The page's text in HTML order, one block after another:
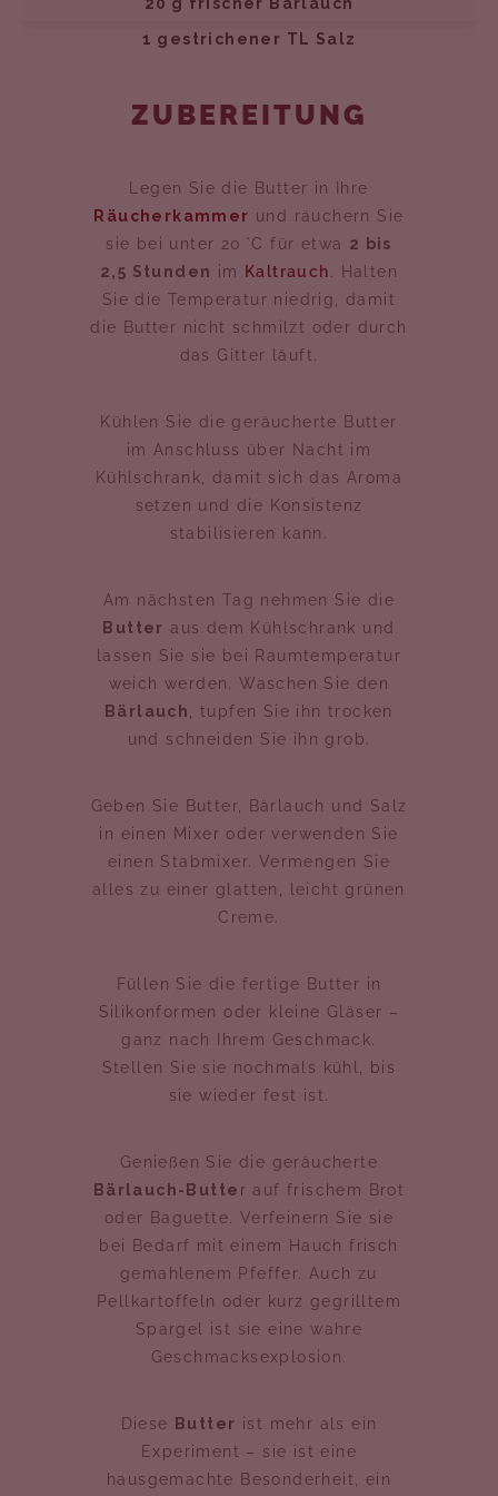
1 gestrichener TL Salz
ZUBEREITUNG
Legen Sie die Butter in Ihre
Räucherkammer und räuchern Sie
sie bei unter 20 °C für etwa 2 bis
2,5 Stunden im Kaltrauch
. Halten
Sie die Temperatur niedrig, damit
die Butter nicht schmilzt oder durch
das Gitter läuft.
Kühlen Sie die geräucherte Butter
im Anschluss über Nacht im
Kühlschrank, damit sich das Aroma
setzen und die Konsistenz
stabilisieren kann.
Am nächsten Tag nehmen Sie die
Butter aus dem Kühlschrank und
lassen Sie sie bei Raumtemperatur
weich werden. Waschen Sie den
Bärlauch
, tupfen Sie ihn trocken
und schneiden Sie ihn grob.
Geben Sie Butter, Bärlauch und Salz
in einen Mixer oder verwenden Sie
einen Stabmixer. Vermengen Sie
alles zu einer glatten, leicht grünen
Creme.
Füllen Sie die fertige Butter in
Silikonformen oder kleine Gläser –
ganz nach Ihrem Geschmack.
Stellen Sie sie nochmals kühl, bis
sie wieder fest ist.
Genießen Sie die geräucherte
Bärlauch-Butte r auf frischem Brot
oder Baguette. Verfeinern Sie sie
bei Bedarf mit einem Hauch frisch
gemahlenem Pfeffer. Auch zu
Pellkartoffeln oder kurz gegrilltem
Spargel ist sie eine wahre
Geschmacksexplosion.
Diese Butter ist mehr als ein
Experiment – sie ist eine
hausgemachte Besonderheit, ein